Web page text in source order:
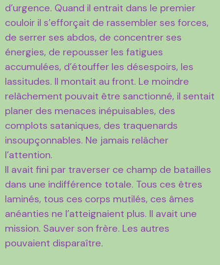
d’urgence. Quand il entrait dans le premier
couloir il s’efforçait de rassembler ses forces,
de serrer ses abdos, de concentrer ses
énergies, de repousser les fatigues
accumulées, d’étouffer les désespoirs, les
lassitudes. Il montait au front. Le moindre
relâchement pouvait être sanctionné, il sentait
planer des menaces inépuisables, des
complots sataniques, des traquenards
insoupçonnables. Ne jamais relâcher
l’attention.
Il avait fini par traverser ce champ de batailles
dans une indifférence totale. Tous ces êtres
laminés, tous ces corps mutilés, ces âmes
anéanties ne l’atteignaient plus. Il avait une
mission. Sauver son frère. Les autres
pouvaient disparaître.